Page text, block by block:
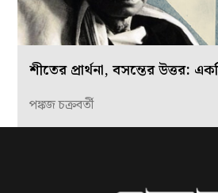
শীতের প্রার্থনা, বসন্তের উত্তর:
পঙ্কজ চক্রবর্তী